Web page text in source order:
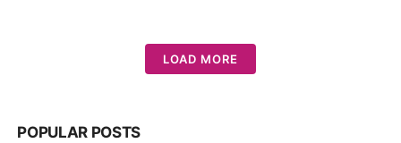
LOAD MORE
POPULAR POSTS